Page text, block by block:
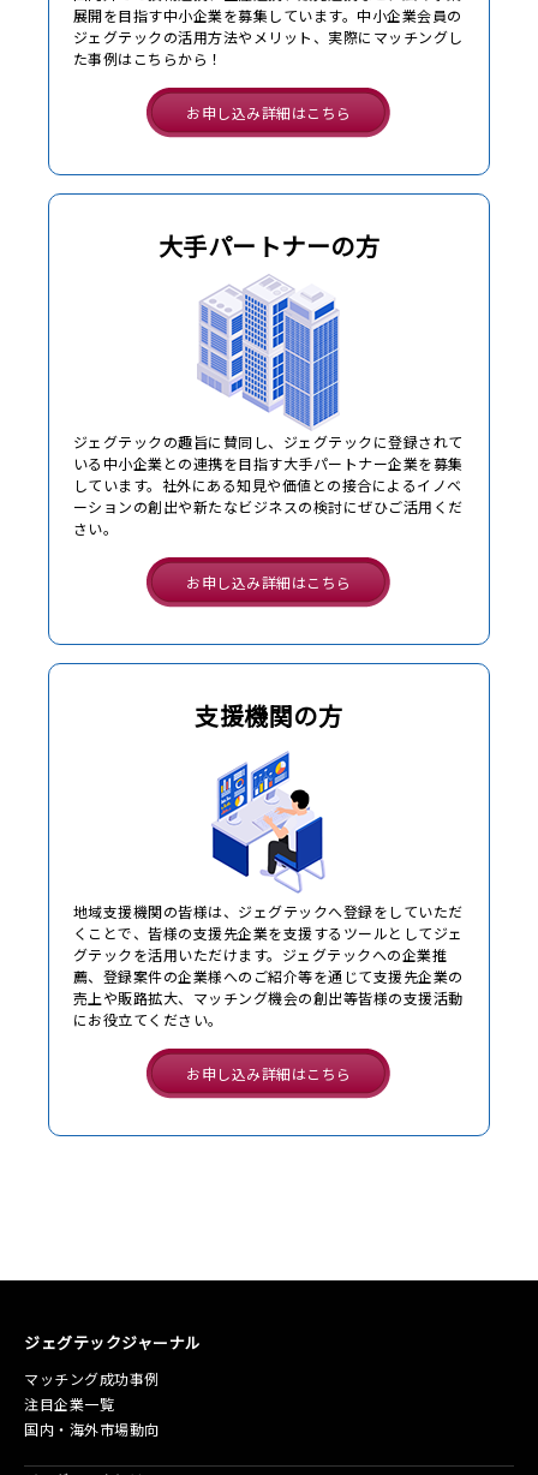
展開を目指す中小企業を募集しています。中小企業会員の
ジェグテックの活用方法やメリット、実際にマッチングし
た事例はこちらから！
お申し込み詳細はこちら
大手パートナーの方
ジェグテックの趣旨に賛同し、ジェグテックに登録されて
いる中小企業との連携を目指す大手パートナー企業を募集
しています。社外にある知見や価値との接合によるイノベ
ーションの創出や新たなビジネスの検討にぜひご活用くだ
さい。
お申し込み詳細はこちら
支援機関の方
地域支援機関の皆様は、ジェグテックへ登録をしていただ
くことで、皆様の支援先企業を支援するツールとしてジェ
グテックを活用いただけます。ジェグテックへの企業推
薦、登録案件の企業様へのご紹介等を通じて支援先企業の
売上や販路拡大、マッチング機会の創出等皆様の支援活動
にお役立てください。
お申し込み詳細はこちら
ジェグテックジャーナル
マッチング成功事例
注目企業一覧
国内・海外市場動向